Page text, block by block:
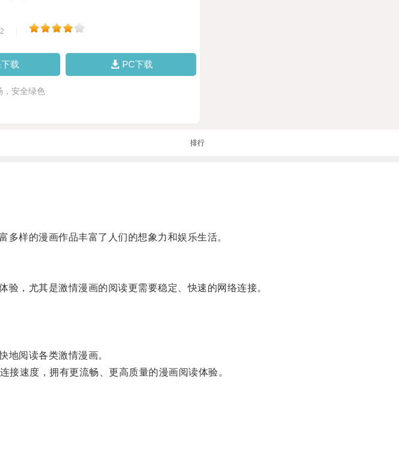
载 PC下载
，安全绿色
排行
样的漫画作品丰富了人们的想象力和娱乐生活。
，尤其是激情漫画的阅读更需要稳定、快速的网络连接。
阅读各类激情漫画。
速度，拥有更流畅、更高质量的漫画阅读体验。